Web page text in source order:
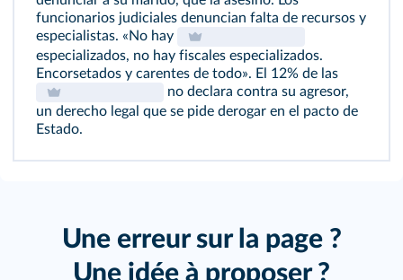
funcionarios judiciales denuncian falta de recursos y
especialistas. «No hay
especializados, no hay fiscales especializados.
Encorsetados y carentes de todo». El 12% de las
no declara contra su agresor,
un derecho legal que se pide derogar en el pacto de
Estado.
Une erreur sur la page ?
Une idée à proposer ?